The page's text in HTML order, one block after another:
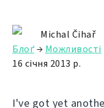
Michal Čihař
Блоґ→ Можливості
16 січня 2013 р.
I've got yet